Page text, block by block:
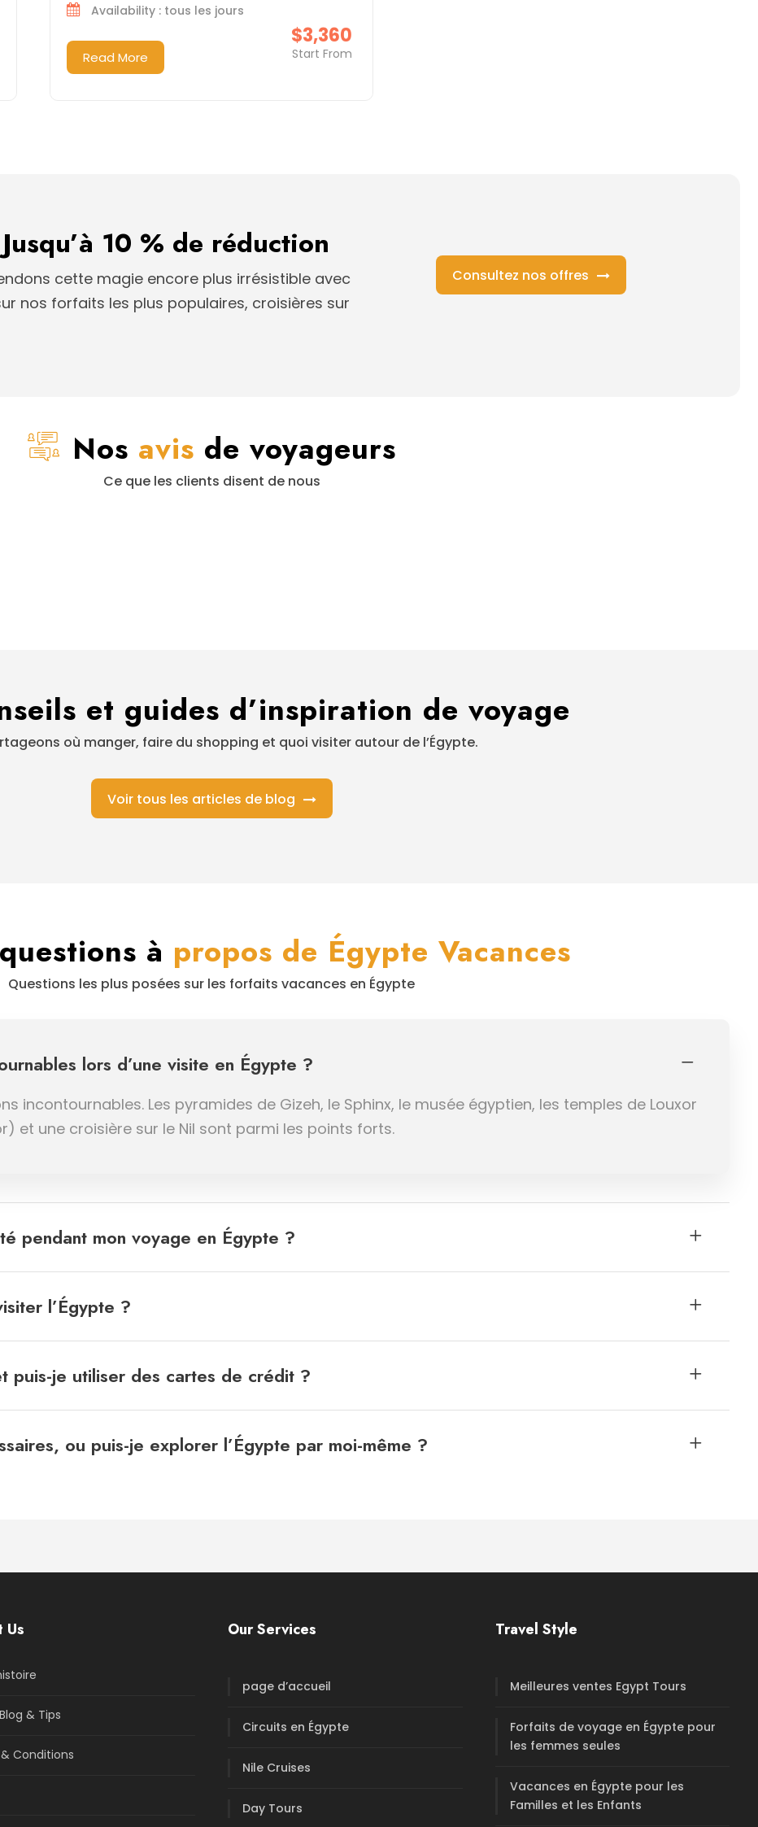
$3,360
Start From
Availability : tous les jours
Read More
10 % de réduction
cette magie encore plus irrésistible avec
nos forfaits les plus populaires, croisières sur
Consultez nos offres
Nos avis de voyageurs
Ce que les clients disent de nous
et guides d’inspiration de voyage
où manger, faire du shopping et quoi visiter autour de l’Égypte.
Voir tous les articles de blog
à propos de Égypte Vacances
Questions les plus posées sur les forfaits vacances en Égypte
lors d’une visite en Égypte ?
incontournables. Les pyramides de Gizeh, le Sphinx, le musée égyptien, les temples de Louxor
et une croisière sur le Nil sont parmi les points forts.
pendant mon voyage en Égypte ?
l’Égypte ?
puis-je utiliser des cartes de crédit ?
ou puis-je explorer l’Égypte par moi-même ?
Us
& Tips
Conditions
Our Services
page d’accueil
Circuits en Égypte
Nile Cruises
Day Tours
Travel Style
Meilleures ventes Egypt Tours
Forfaits de voyage en Égypte pour
les femmes seules
Vacances en Égypte pour les
Familles et les Enfants